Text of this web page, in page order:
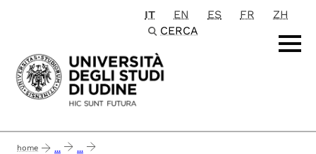
Passa al contenuto principale
IT EN ES FR
ZH
CERCA
home ... ...